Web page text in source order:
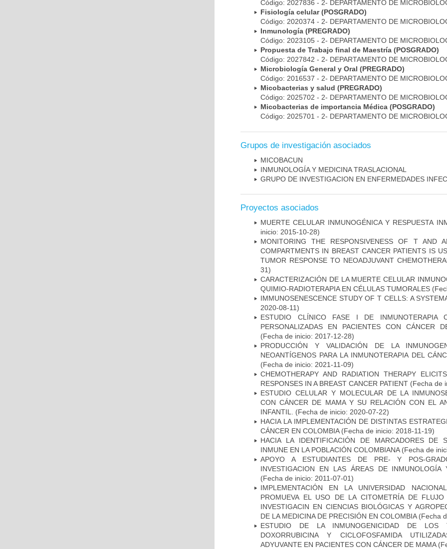
Código: 2027836 - 2- DEPARTAMENTO DE
Fisiología celular (POSGRADO)
Código: 2020374 - 2- DEPARTAMENTO DE
Inmunología (PREGRADO)
Código: 2023105 - 2- DEPARTAMENTO DE
Propuesta de Trabajo final de Maestría (POSGRADO)
Código: 2027842 - 2- DEPARTAMENTO DE
Microbiología General y Oral (PREGRADO)
Código: 2016537 - 2- DEPARTAMENTO DE
Micobacterias y salud (PREGRADO)
Código: 2025702 - 2- DEPARTAMENTO DE
Micobacterias de importancia Médica (POSGRADO)
Código: 2025701 - 2- DEPARTAMENTO DE
Grupos de investigación asociados
MICOBAC­UN
INMUNOLOGÍA Y MEDICINA TRASLACIONAL
GRUPO DE INVESTIGACION EN ENFERMEDADES
Proyectos asociados
MUERTE CELULAR INMUNOGÉNICA Y RESPUESTA
inicio: 2015-10-28)
MONITORING THE RESPONSIVENESS OF T AND
COMPARTMENTS IN BREAST CANCER PATIENTS IS
TUMOR RESPONSE TO NEOADJUVANT
31)
CARACTERIZACIÓN DE LA MUERTE CELULAR
QUIMIO-RADIOTERAPIA EN CÉLULAS TUMORALES
IMMUNOSENESCENCE STUDY OF T CELLS: A
2020-08-11)
ESTUDIO CLÍNICO FASE I DE INMUNOTERAPIA
PERSONALIZADAS EN PACIENTES CON CÁNCER
(Fecha de inicio: 2017-12-28)
PRODUCCIÓN Y VALIDACIÓN DE LA
NEOANTÍGENOS PARA LA INMUNOTERAPIA DEL
(Fecha de inicio: 2021-11-09)
CHEMOTHERAPY AND RADIATION THERAPY
RESPONSES IN A BREAST CANCER PATIENT (Fecha de
ESTUDIO CELULAR Y MOLECULAR DE LA
CON CÁNCER DE MAMA Y SU RELACIÓN CON EL
INFANTIL.
(Fecha de inicio: 2020-07-22)
HACIA LA IMPLEMENTACIÓN DE DISTINTAS
CÁNCER EN COLOMBIA(Fecha de inicio: 2018-11-19)
HACIA LA IDENTIFICACIÓN DE MARCADORES DE
INMUNE EN LA POBLACIÓN COLOMBIANA(Fecha de
APOYO A ESTUDIANTES DE PRE- Y POS-
INVESTIGACION EN LAS ÁREAS DE INMUNOLOGÍA
(Fecha de inicio: 2011-07-01)
IMPLEMENTACIÓN EN LA UNIVERSIDAD
PROMUEVA EL USO DE LA CITOMETRÍA DE FLUJO
INVESTIGACIN EN CIENCIAS BIOLÓGICAS Y
DE LA MEDICINA DE PRECISIÓN EN COLOMBIA(Fecha
ESTUDIO DE LA INMUNOGENICIDAD DE LOS
DOXORRUBICINA Y CICLOFOSFAMIDA
ADYUVANTE EN PACIENTES CON CÁNCER DE MAMA